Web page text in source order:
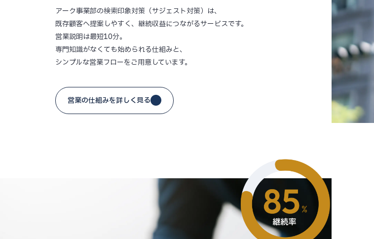
アーク事業部の検索印象対策（サジェスト対策）は、
既存顧客へ提案しやすく、継続収益につながるサービスです。
営業説明は最短10分。
専門知識がなくても始められる仕組みと、
シンプルな営業フローをご用意しています。
営業の仕組みを詳しく見る